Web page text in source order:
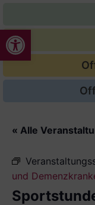
Werkzeugleiste öffnen
« Alle
und